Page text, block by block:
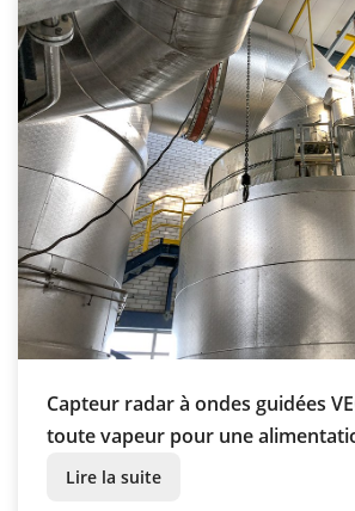
Capteur radar à ondes guidées
toute vapeur pour une
chaleur
Lire la suite